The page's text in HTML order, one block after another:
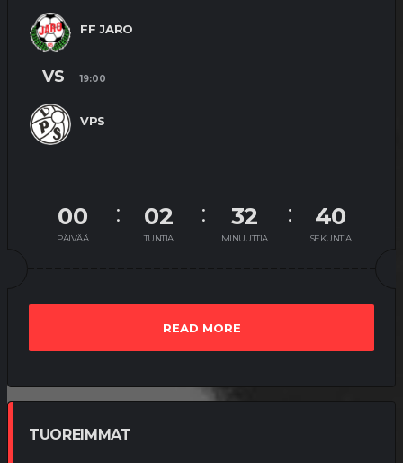
18.7.2026
YOUTUBE
FF JARO
VPS
VS 19:00
00
PÄIVÄÄ
02
TUNTIA
32
MINUUTTIA
40
SEKUNTIA
READ MORE
TUOREIMMAT